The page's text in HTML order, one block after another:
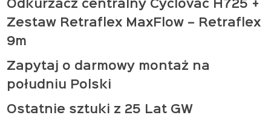
Odkurzacz centralny Cyclovac H725 +
Zestaw Retraflex MaxFlow – Retraflex
9m
Zapytaj o darmowy montaż na
południu Polski
Ostatnie sztuki z 25 Lat GW